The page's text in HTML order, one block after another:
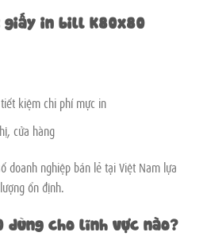
in bill K80x80
kiệm chi phí mực in
cửa hàng
doanh nghiệp bán lẻ tại Việt Nam lựa
ổn định.
cho lĩnh vực nào?